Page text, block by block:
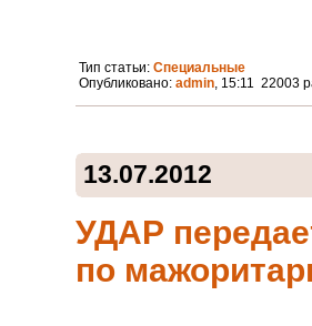
Тип статьи: Специальные
Опубликовано: admin, 15:11 22003
13.07.2012
УДАР
по